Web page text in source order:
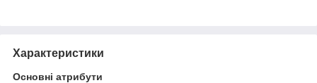
Характеристики
Основні атрибути